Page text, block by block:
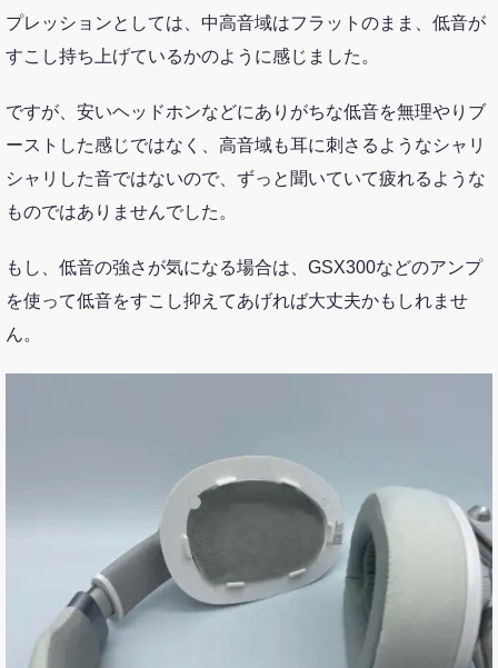
プレッションとしては、中高音域はフラットのまま、低音が
すこし持ち上げているかのように感じました。
ですが、安いヘッドホンなどにありがちな低音を無理やりブ
ーストした感じではなく、高音域も耳に刺さるようなシャリ
シャリした音ではないので、ずっと聞いていて疲れるような
ものではありませんでした。
もし、低音の強さが気になる場合は、GSX300などのアンプ
を使って低音をすこし抑えてあげれば大丈夫かもしれませ
ん。